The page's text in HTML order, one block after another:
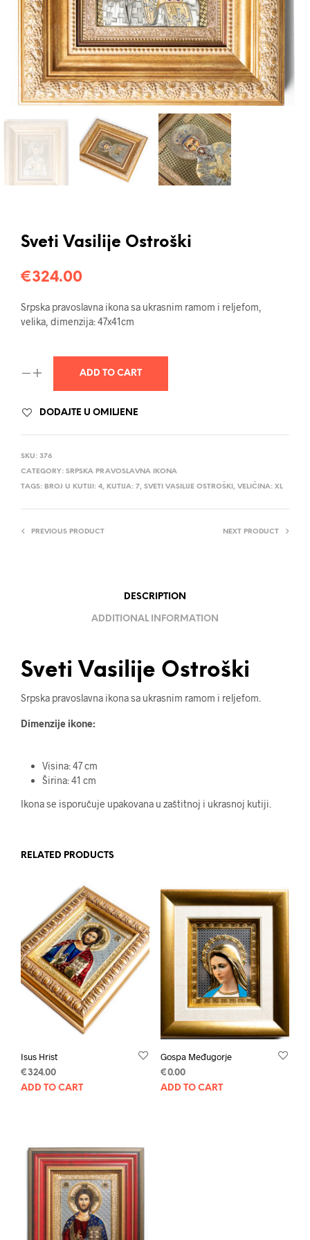
Sveti Vasilije Ostroški
€324.00
Srpska pravoslavna ikona sa ukrasnim ramom i reljefom,
velika, dimenzija: 47x41cm
ADD TO CART
DODAJTE U OMILJENE
SKU: 376
CATEGORY: SRPSKA PRAVOSLAVNA IKONA
TAGS: BROJ U KUTIJI: 4, KUTIJA: 7, SVETI VASILIJE OSTROŠKI, VELIČINA: XL
PREVIOUS PRODUCT NEXT PRODUCT
DESCRIPTION
ADDITIONAL INFORMATION
Sveti Vasilije Ostroški
Srpska pravoslavna ikona sa ukrasnim ramom i reljefom.
Dimenzije ikone:
Visina: 47 cm
Širina: 41 cm
Ikona se isporučuje upakovana u zaštitnoj i ukrasnoj kutiji.
RELATED PRODUCTS
Isus Hrist
€324.00
ADD TO CART
Gospa Međugorje
€0.00
ADD TO CART